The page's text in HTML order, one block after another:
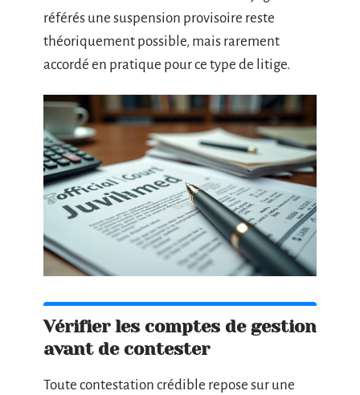
référés une suspension provisoire reste
théoriquement possible, mais rarement
accordé en pratique pour ce type de litige.
Vérifier les comptes de gestion
avant de contester
Toute contestation crédible repose sur une